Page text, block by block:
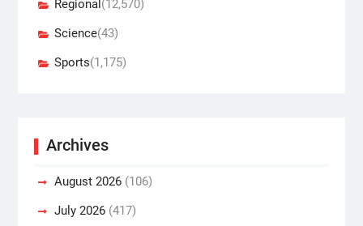
Regional (12,570)
Science(43)
Sports(1,175)
Archives
August 2026(106)
July 2026(417)